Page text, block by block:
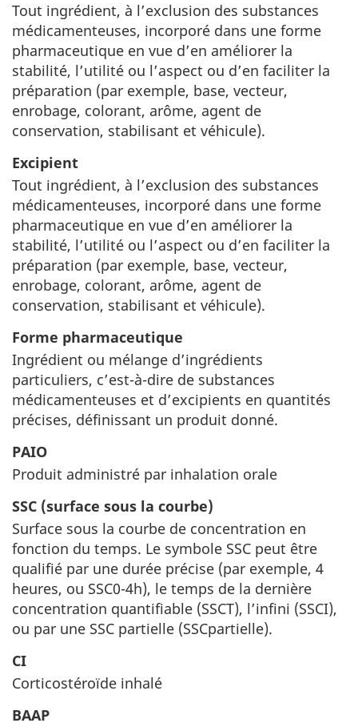
Tout ingrédient, à l’exclusion des substances
médicamenteuses, incorporé dans une forme
pharmaceutique en vue d’en améliorer la
stabilité, l’utilité ou l’aspect ou d’en faciliter la
préparation (par exemple, base, vecteur,
enrobage, colorant, arôme, agent de
conservation, stabilisant et véhicule).
Excipient
Tout ingrédient, à l’exclusion des substances
médicamenteuses, incorporé dans une forme
pharmaceutique en vue d’en améliorer la
stabilité, l’utilité ou l’aspect ou d’en faciliter la
préparation (par exemple, base, vecteur,
enrobage, colorant, arôme, agent de
conservation, stabilisant et véhicule).
Forme pharmaceutique
Ingrédient ou mélange d’ingrédients
particuliers, c’est-à-dire de substances
médicamenteuses et d’excipients en quantités
précises, définissant un produit donné.
PAIO
Produit administré par inhalation orale
SSC (surface sous la courbe)
Surface sous la courbe de concentration en
fonction du temps. Le symbole SSC peut être
qualifié par une durée précise (par exemple, 4
heures, ou SSC0-4h), le temps de la dernière
concentration quantifiable (SSCT), l’infini (SSCI),
ou par une SSC partielle (SSCpartielle).
CI
Corticostéroïde inhalé
BAAP